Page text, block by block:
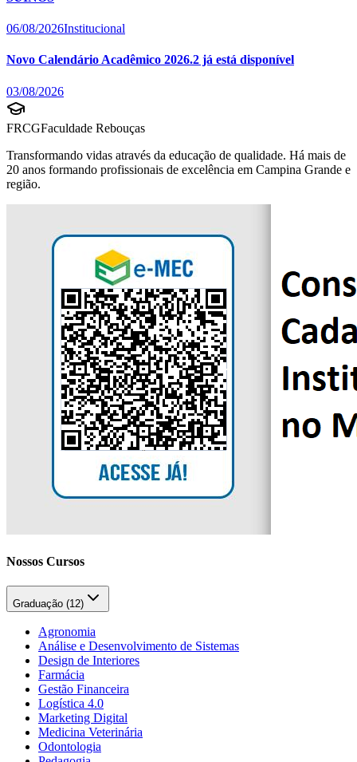
06/08/2026Institucional
Novo Calendário Acadêmico 2026.2 já está disponível
03/08/2026
FRCGFaculdade Rebouças
Transformando vidas através da educação de qualidade. Há mais de
20 anos formando profissionais de excelência em Campina Grande e
região.
Nossos Cursos
Graduação (12)
Agronomia
Análise e Desenvolvimento de Sistemas
Design de Interiores
Farmácia
Gestão Financeira
Logística 4.0
Marketing Digital
Medicina Veterinária
Odontologia